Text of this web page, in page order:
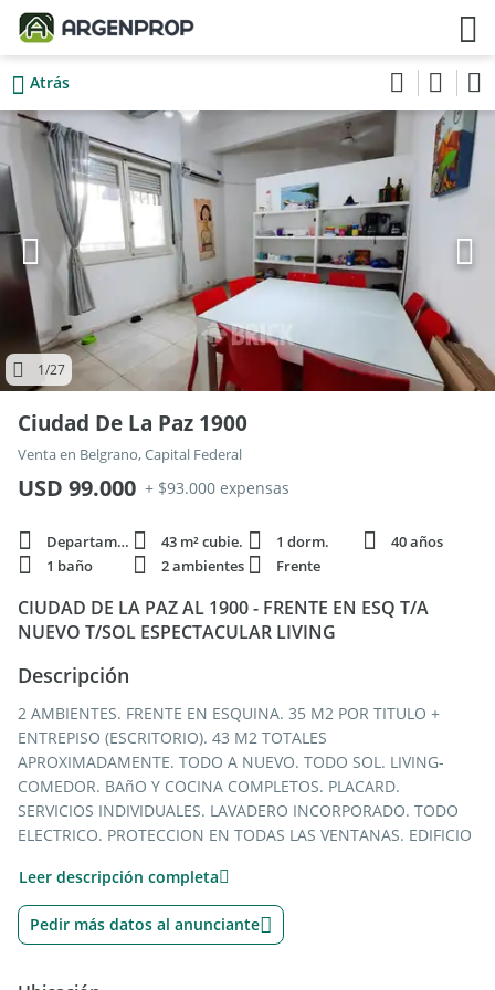
Atrás
1/27
Ciudad De La Paz 1900
Venta en Belgrano, Capital Federal
USD 99.000 + $93.000 expensas
Departamento 43 m² cubie. 1 dorm.
40 años
1 baño
2 ambientes Frente
CIUDAD DE LA PAZ AL 1900 - FRENTE EN ESQ T/A
NUEVO T/SOL ESPECTACULAR LIVING
Descripción
2 AMBIENTES. FRENTE EN ESQUINA. 35 M2 POR TITULO +
ENTREPISO (ESCRITORIO). 43 M2 TOTALES
APROXIMADAMENTE. TODO A NUEVO. TODO SOL. LIVING-
COMEDOR. BAñO Y COCINA COMPLETOS. PLACARD.
SERVICIOS INDIVIDUALES. LAVADERO INCORPORADO. TODO
ELECTRICO. PROTECCION EN TODAS LAS VENTANAS. EDIFICIO
EXPENSAS: $ 93.000.-
(A 1 CUADRA DE AV. CABILDO Y SUBTE LINEA D - A 2 CUADRAS
Leer descripción completa
Pedir más datos al anunciante